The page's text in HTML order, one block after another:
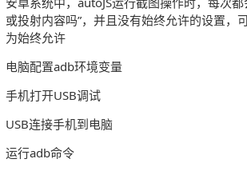
或投射内容吗”，并且没有始终允许的设置，
为始终允许
电脑配置adb环境变量
手机打开USB调试
USB连接手机到电脑
运行adb命令